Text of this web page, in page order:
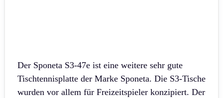
Der Sponeta S3-47e ist eine weitere sehr gute
Tischtennisplatte der Marke Sponeta. Die S3-Tische
wurden vor allem für Freizeitspieler konzipiert. Der